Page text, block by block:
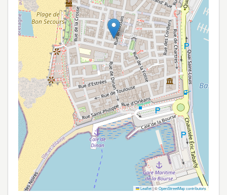
Leaflet|©OpenStreetMap contributors